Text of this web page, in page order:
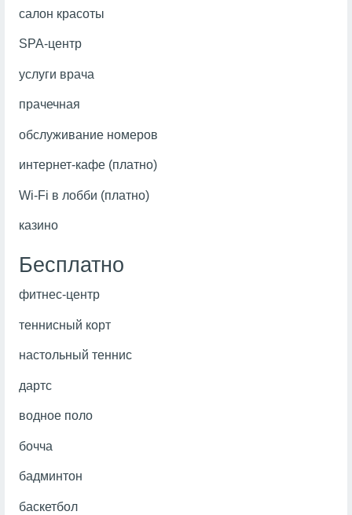
салон красоты
SPA-центр
услуги врача
прачечная
обслуживание номеров
интернет-кафе (платно)
Wi-Fi в лобби (платно)
казино
Бесплатно
фитнес-центр
теннисный корт
настольный теннис
дартс
водное поло
бочча
бадминтон
баскетбол